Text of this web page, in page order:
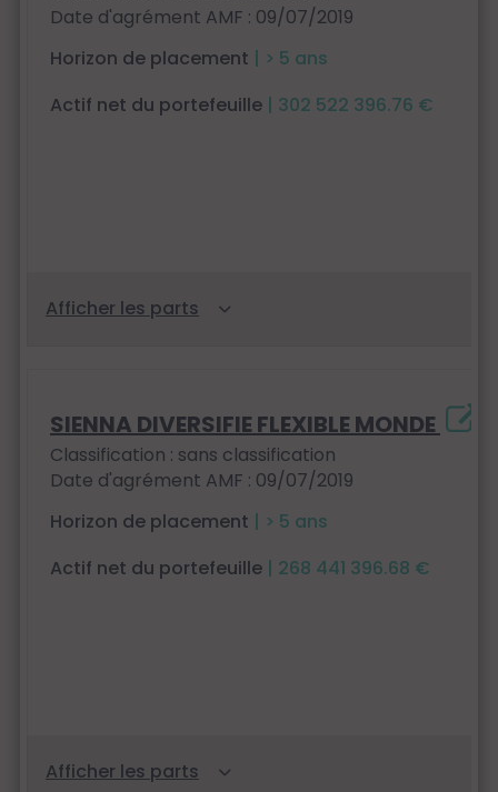
Date d'agrément AMF : 09/07/2019
Horizon de placement | > 5 ans
Actif net du portefeuille | 302 522 396.76 €
SIENNA DIVERSIFIE FLEXIBLE MONDE
Classification : sans classification
Date d'agrément AMF : 09/07/2019
Horizon de placement | > 5 ans
Actif net du portefeuille | 268 441 396.68 €